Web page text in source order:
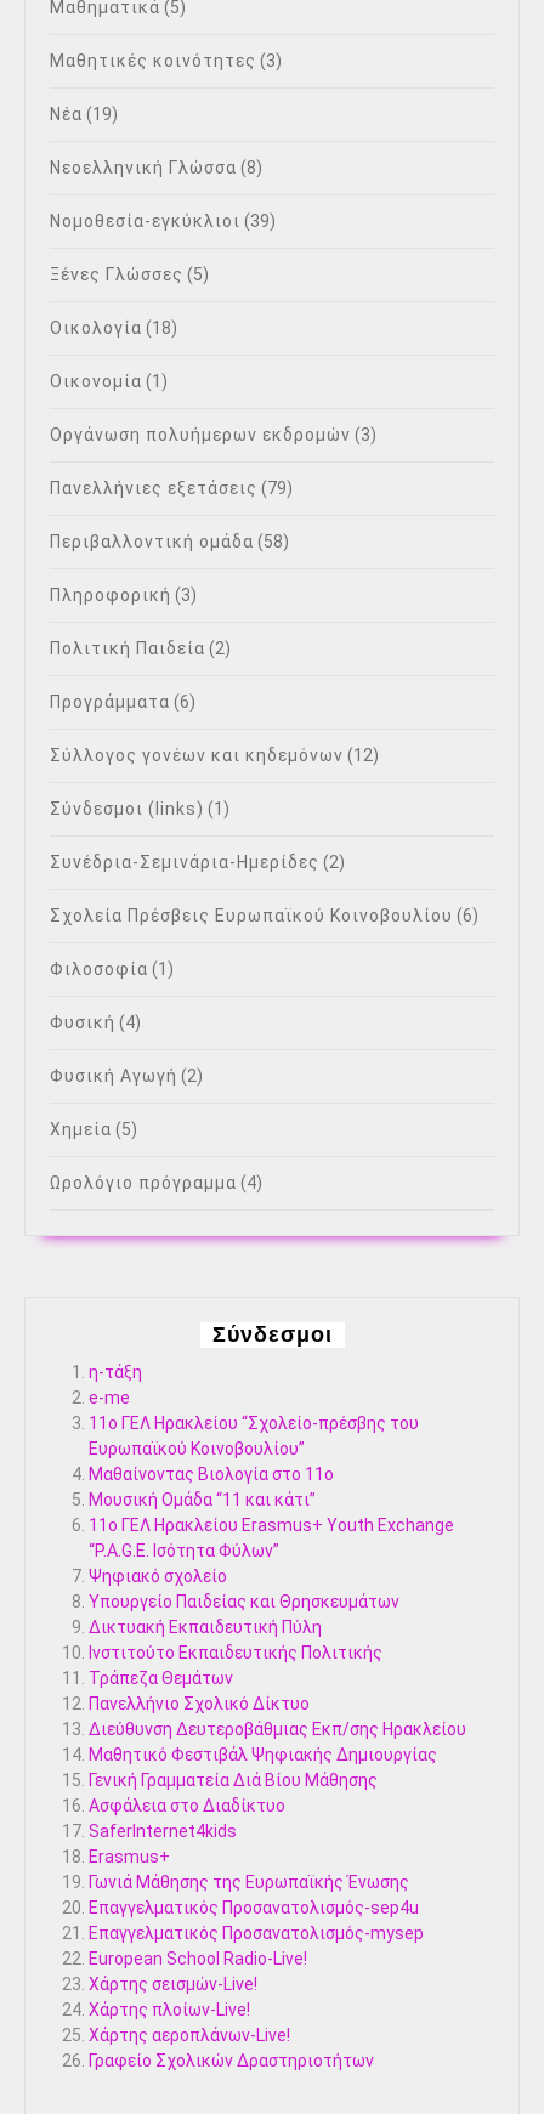
Μαθηματικά (5)
Μαθητικές κοινότητες (3)
Νέα (19)
Νεοελληνική Γλώσσα (8)
Νομοθεσία-εγκύκλιοι (39)
Ξένες Γλώσσες (5)
Οικολογία (18)
Οικονομία (1)
Οργάνωση πολυήμερων εκδρομών (3)
Πανελλήνιες εξετάσεις (79)
Περιβαλλοντική ομάδα (58)
Πληροφορική (3)
Πολιτική Παιδεία (2)
Προγράμματα (6)
Σύλλογος γονέων και κηδεμόνων (12)
Σύνδεσμοι (links) (1)
Συνέδρια-Σεμινάρια-Ημερίδες (2)
Σχολεία Πρέσβεις Ευρωπαϊκού Κοινοβουλίου (6)
Φιλοσοφία (1)
Φυσική (4)
Φυσική Αγωγή (2)
Χημεία (5)
Ωρολόγιο πρόγραμμα (4)
Σύνδεσμοι
η-τάξη
e-me
11ο ΓΕΛ Ηρακλείου “Σχολείο-πρέσβης του
Ευρωπαϊκού Κοινοβουλίου”
Μαθαίνοντας Βιολογία στο 11ο
Μουσική Ομάδα “11 και κάτι”
11ο ΓΕΛ Ηρακλείου Erasmus+ Youth Exchange
“P.A.G.E. Ισότητα Φύλων”
Ψηφιακό σχολείο
Υπουργείο Παιδείας και Θρησκευμάτων
Δικτυακή Εκπαιδευτική Πύλη
Ινστιτούτο Εκπαιδευτικής Πολιτικής
Τράπεζα Θεμάτων
Πανελλήνιο Σχολικό Δίκτυο
Διεύθυνση Δευτεροβάθμιας Εκπ/σης Ηρακλείου
Μαθητικό Φεστιβάλ Ψηφιακής Δημιουργίας
Γενική Γραμματεία Διά Βίου Μάθησης
Ασφάλεια στο Διαδίκτυο
SaferInternet4kids
Erasmus+
Γωνιά Μάθησης της Ευρωπαϊκής Ένωσης
Επαγγελματικός Προσανατολισμός-sep4u
Επαγγελματικός Προσανατολισμός-mysep
European School Radio-Live!
Χάρτης σεισμών-Live!
Χάρτης πλοίων-Live!
Χάρτης αεροπλάνων-Live!
Γραφείο Σχολικών Δραστηριοτήτων